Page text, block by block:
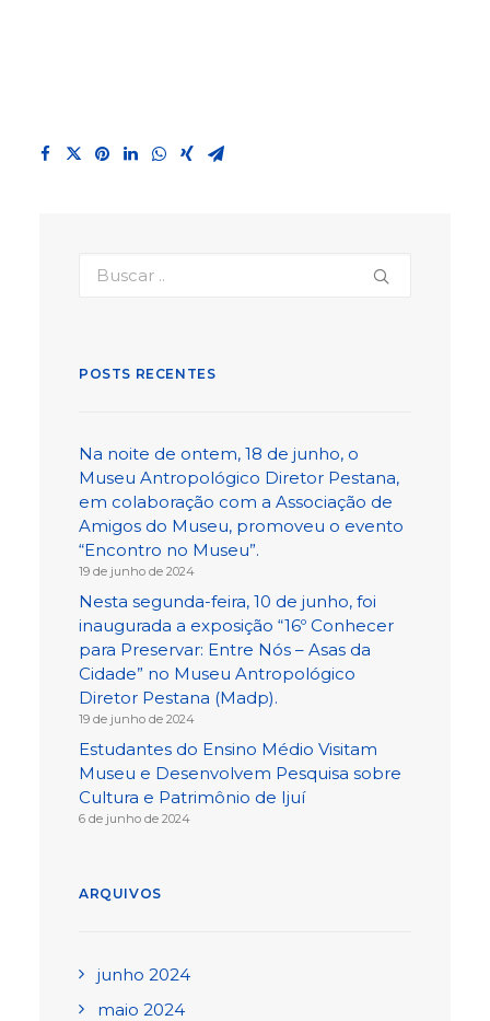
POSTS RECENTES
Na noite de ontem, 18 de junho, o
Museu Antropológico Diretor Pestana,
em colaboração com a Associação de
Amigos do Museu, promoveu o evento
“Encontro no Museu”.
19 de junho de 2024
Nesta segunda-feira, 10 de junho, foi
inaugurada a exposição “16º Conhecer
para Preservar: Entre Nós – Asas da
Cidade” no Museu Antropológico
Diretor Pestana (Madp).
19 de junho de 2024
Estudantes do Ensino Médio Visitam
Museu e Desenvolvem Pesquisa sobre
Cultura e Patrimônio de Ijuí
6 de junho de 2024
ARQUIVOS
junho 2024
maio 2024